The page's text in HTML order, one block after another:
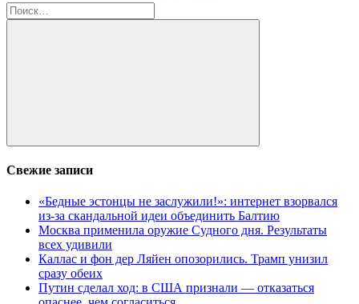
Найти:
Поиск
Свежие записи
«Бедные эстонцы не заслужили!»: интернет взорвался
из-за скандальной идеи объединить Балтию
Москва применила оружие Судного дня. Результаты
всех удивили
Каллас и фон дер Ляйен опозорились. Трамп унизил
сразу обеих
Путин сделал ход: в США признали — отказаться